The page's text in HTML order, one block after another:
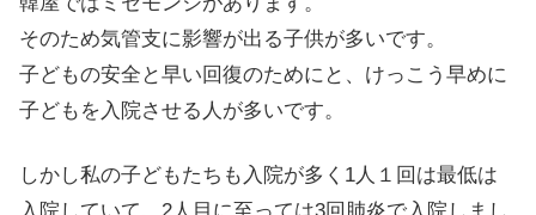
そのため気管支に影響が出る子供が多いです。
子どもの安全と早い回復のためにと、けっこう早めに
子どもを入院させる人が多いです。
しかし私の子どもたちも入院が多く1人１回は最低は